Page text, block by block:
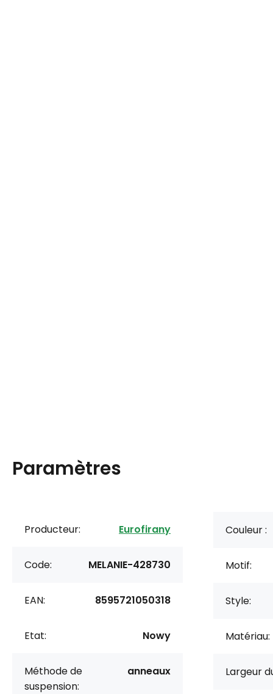
Paramètres
Producteur: Eurofirany
Code: MELANIE-428730
EAN: 8595721050318
Etat: Nowy
Méthode de
suspension:
anneaux
Couleur :
Motif:
Style:
Matériau:
Largeur